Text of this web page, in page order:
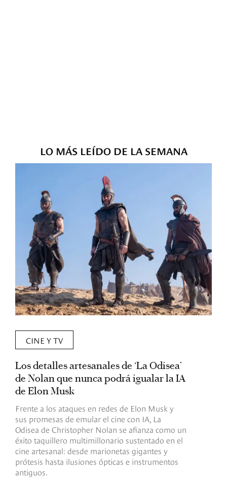
LO MÁS LEÍDO DE LA SEMANA
CINE Y TV
Los detalles artesanales de ‘La Odisea’
de Nolan que nunca podrá igualar la IA
de Elon Musk
Frente a los ataques en redes de Elon Musk y
sus promesas de emular el cine con IA, La
Odisea de Christopher Nolan se afianza como un
éxito taquillero multimillonario sustentado en el
cine artesanal: desde marionetas gigantes y
prótesis hasta ilusiones ópticas e instrumentos
antiguos.